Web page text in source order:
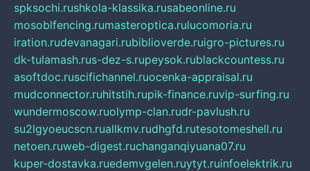
spksochi.rushkola-klassika.rusabeonline.ru
mosoblfencing.rumasteroptica.rulucomoria.ru
iration.rudevanagari.rubiblioverde.ruigro-pictures.ru
dk-tulamash.rus-dez-s.rupeysok.rublackcountess.ru
asoftdoc.ruscifichannel.ruocenka-appraisal.ru
mudconnector.ruhitstih.rupik-finance.ruvip-surfing.ru
wundermoscow.ruolymp-clan.rudr-pavlush.ru
su2lgyoeucscn.ruallkmv.rudhgfd.rutesotomeshell.ru
netoen.ruweb-digest.ruchanganqiyuana07.ru
kuper-dostavka.ruedemvgelen.ruytyt.ruinfoelektrik.ru